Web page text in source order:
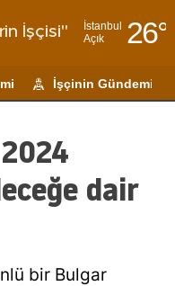
İşçisi"
İstanbul
Açık
26°
Adıyaman
Amasya
Antalya
İşçinin Gündemi
dair
bir Bulgar